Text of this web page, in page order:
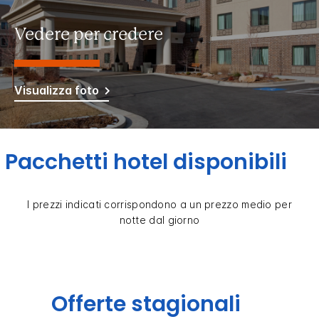
Vedere per credere
Visualizza foto
Pacchetti hotel disponibili
I prezzi indicati corrispondono a un prezzo medio per
notte dal giorno
Offerte stagionali